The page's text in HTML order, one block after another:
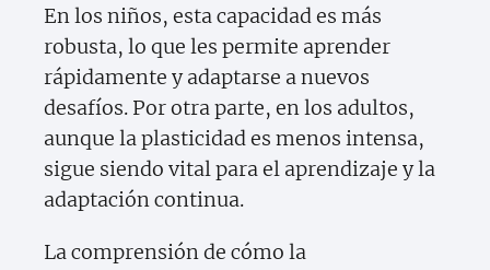
En los niños, esta capacidad es más
robusta, lo que les permite aprender
rápidamente y adaptarse a nuevos
desafíos. Por otra parte, en los adultos,
aunque la plasticidad es menos intensa,
sigue siendo vital para el aprendizaje y la
adaptación continua.
La comprensión de cómo la